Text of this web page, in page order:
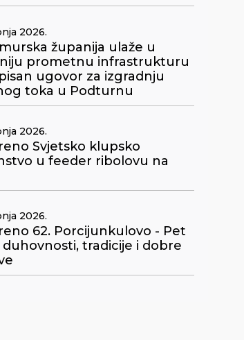
2026.
županija ulaže u
prometnu infrastrukturu
ugovor za izgradnju
toka u Podturnu
2026.
Svjetsko klupsko
u feeder ribolovu na
2026.
62. Porcijunkulovo - Pet
duhovnosti, tradicije i dobre